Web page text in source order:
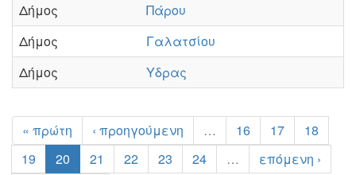
Δήμος
Πάρου
Δήμος
Γαλατσίου
Δήμος
Υδρας
« πρώτη ‹ προηγούμενη … 16 17
18
19
20 21 22 23 24 …
επόμενη ›